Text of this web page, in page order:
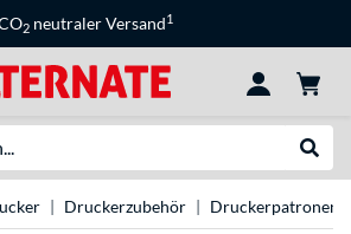
2 neutraler Versand1
Druckerzubehör Druckerpatronen